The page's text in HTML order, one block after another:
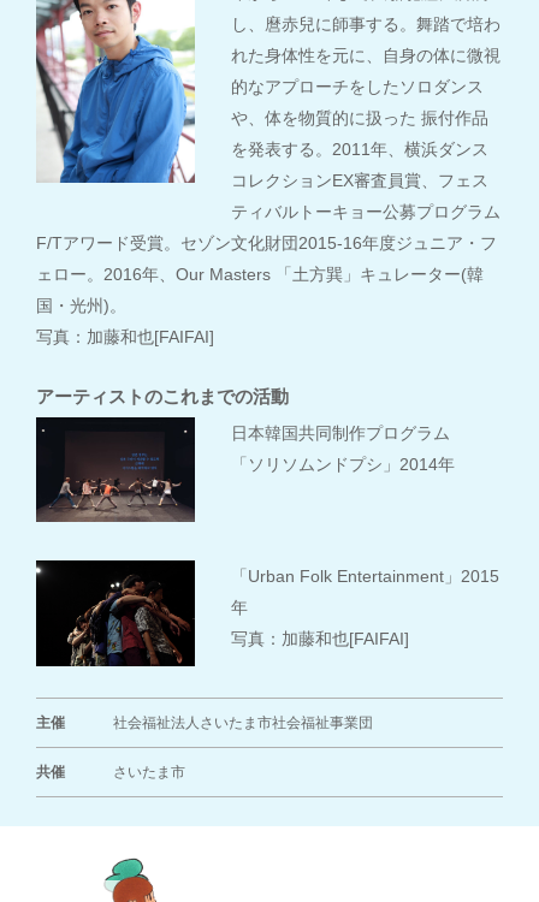
し、麿赤兒に師事する。舞踏で培わ
れた身体性を元に、自身の体に微視
的なアプローチをしたソロダンス
や、体を物質的に扱った 振付作品
を発表する。2011年、横浜ダンス
コレクションEX審査員賞、フェス
ティバルトーキョー公募プログラム
F/Tアワード受賞。セゾン文化財団2015-16年度ジュニア・フ
ェロー。2016年、Our Masters 「土方巽」キュレーター(韓
国・光州)。
写真：加藤和也[FAIFAI]
アーティストのこれまでの活動
日本韓国共同制作プログラム
「ソリソムンドプシ」2014年
「Urban Folk Entertainment」2015
年
写真：加藤和也[FAIFAI]
主催 社会福祉法人さいたま市社会福祉事業団
共催 さいたま市